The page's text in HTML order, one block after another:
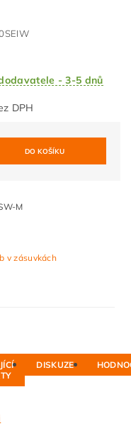
- 3-5 dnů
Kč bez DPH
M
v zásuvkách
DISKUZE